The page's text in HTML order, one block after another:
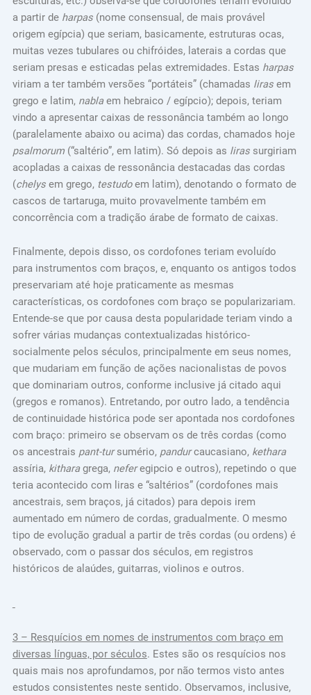
a partir de harpas(nome consensual, de mais provável
origem egípcia) que seriam, basicamente, estruturas ocas,
muitas vezes tubulares ou chifróides, laterais a cordas que
seriam presas e esticadas pelas extremidades. Estas harpas
viriam a ter também versões “portáteis” (chamadas lirasem
grego e latim, nablaem hebraico / egípcio); depois, teriam
vindo a apresentar caixas de ressonância também ao longo
(paralelamente abaixo ou acima) das cordas, chamados hoje
psalmorum(“saltério”, em latim). Só depois as lirassurgiriam
acopladas a caixas de ressonância destacadas das cordas
(chelysem grego, testudoem latim), denotando o formato de
cascos de tartaruga, muito provavelmente também em
concorrência com a tradição árabe de formato de caixas.
Finalmente, depois disso, os cordofones teriam evoluído
para instrumentos com braços, e, enquanto os antigos todos
preservariam até hoje praticamente as mesmas
características, os cordofones com braço se popularizariam.
Entende-se que por causa desta popularidade teriam vindo a
sofrer várias mudanças contextualizadas histórico-
socialmente pelos séculos, principalmente em seus nomes,
que mudariam em função de ações nacionalistas de povos
que dominariam outros, conforme inclusive já citado aqui
(gregos e romanos). Entretando, por outro lado, a tendência
de continuidade histórica pode ser apontada nos cordofones
com braço: primeiro se observam os de três cordas (como
os ancestrais pant-tursumério, pandurcaucasiano, kethara
assíria, kitharagrega, neferegipcio e outros), repetindo o que
teria acontecido com liras e “saltérios” (cordofones mais
ancestrais, sem braços, já citados) para depois irem
aumentado em número de cordas, gradualmente. O mesmo
tipo de evolução gradual a partir de três cordas (ou ordens) é
observado, com o passar dos séculos, em registros
históricos de alaúdes, guitarras, violinos e outros.
3 – Resquícios em nomes de instrumentos com braço em
diversas línguas, por séculos. Estes são os resquícios nos
quais mais nos aprofundamos, por não termos visto antes
estudos consistentes neste sentido. Observamos, inclusive,